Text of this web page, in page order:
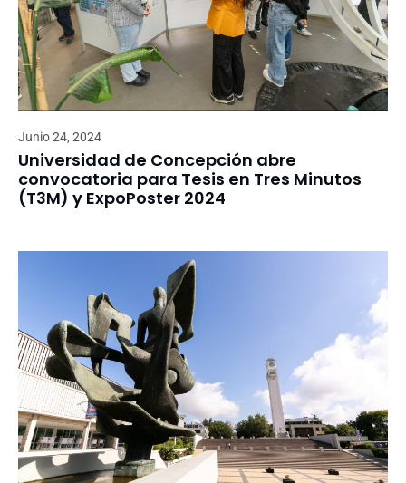
Junio 24, 2024
Universidad de Concepción abre
convocatoria para Tesis en Tres Minutos
(T3M) y ExpoPoster 2024